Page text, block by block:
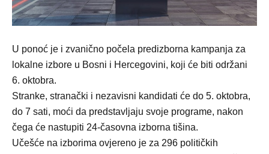
U ponoć je i zvanično počela predizborna kampanja za
lokalne izbore u Bosni i Hercegovini, koji će biti održani
6. oktobra.
Stranke, stranački i nezavisni kandidati će do 5. oktobra,
do 7 sati, moći da predstavljaju svoje programe, nakon
čega će nastupiti 24-časovna izborna tišina.
Učešće na izborima ovjereno je za 296 političkih